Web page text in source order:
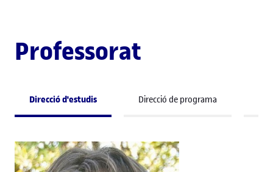
Professorat
Direcció d'estudis Direcció de programa